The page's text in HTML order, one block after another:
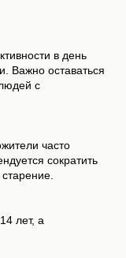
в день
Важно оставаться
с
часто
сократить
лет, а